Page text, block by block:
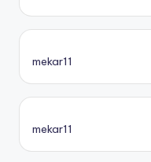
mekar11
mekar11